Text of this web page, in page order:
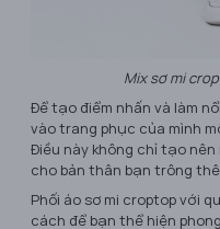
Mix sơ mi
Để tạo điểm nhấn và làm
vào trang phục của mình
Điều này không chỉ tạo
cho bản thân bạn trông
Phối áo sơ mi croptop với
cách để bạn thể hiện